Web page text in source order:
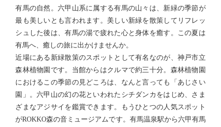
有馬の自然。六甲山系に属する有馬の山々は、新緑の季節が
最も美しいとも言われます。美しい新緑を散策してリフレッ
シュした後は、有馬の湯で疲れた心と身体を癒す。この夏は
有馬へ、癒しの旅に出かけませんか。
近場にある新緑散策のスポットとして有名なのが、神戸市立
森林植物園です。当館からはクルマで約三十分。森林植物園
におけるこの季節の見どころは、なんと言っても「あじさい
園」。六甲山の幻の花といわれたシチダンカをはじめ、さま
ざまなアジサイを鑑賞できます。もうひとつの人気スポット
がROKKO森の音ミュージアムです。有馬温泉駅から六甲有馬